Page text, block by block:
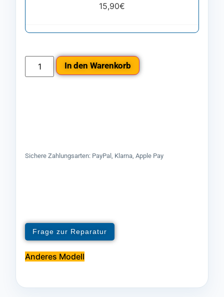
15,90€
In den Warenkorb
Sichere Zahlungsarten: PayPal, Klarna, Apple Pay
Frage zur Reparatur
Anderes Modell